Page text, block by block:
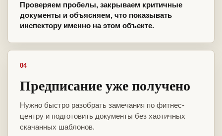
Проверяем пробелы, закрываем критичные
документы и объясняем, что показывать
инспектору именно на этом объекте.
04
Предписание уже получено
Нужно быстро разобрать замечания по фитнес-
центру и подготовить документы без хаотичных
скачанных шаблонов.